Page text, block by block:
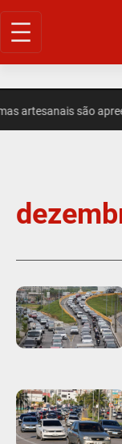
artesanais são